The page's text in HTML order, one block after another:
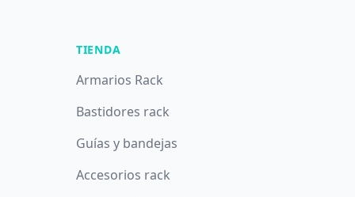
TIENDA
Armarios Rack
Bastidores rack
Guías y bandejas
Accesorios rack